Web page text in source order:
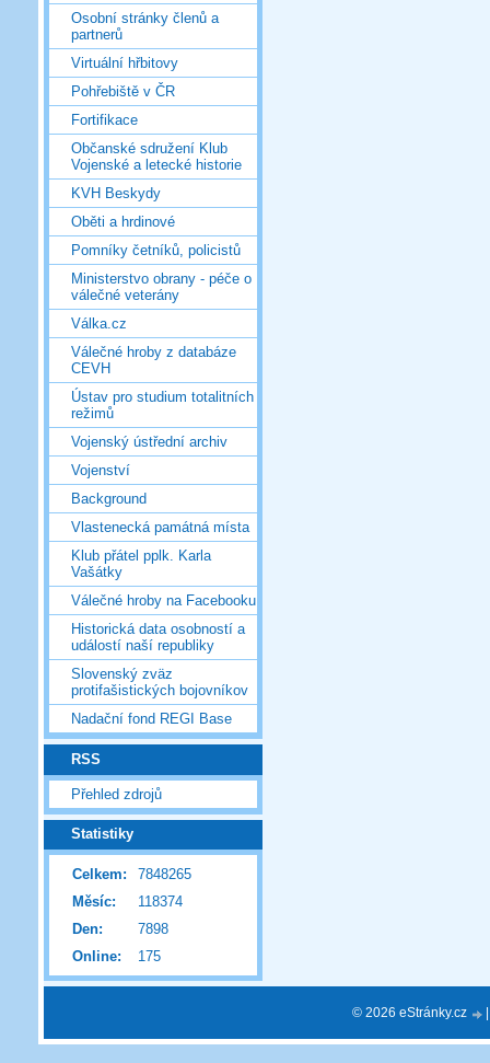
Osobní stránky členů a
partnerů
Virtuální hřbitovy
Pohřebiště v ČR
Fortifikace
Občanské sdružení Klub
Vojenské a letecké historie
KVH Beskydy
Oběti a hrdinové
Pomníky četníků, policistů
Ministerstvo obrany - péče o
válečné veterány
Válka.cz
Válečné hroby z databáze
CEVH
Ústav pro studium totalitních
režimů
Vojenský ústřední archiv
Vojenství
Background
Vlastenecká památná místa
Klub přátel pplk. Karla
Vašátky
Válečné hroby na Facebooku
Historická data osobností a
událostí naší republiky
Slovenský zväz
protifašistických bojovníkov
Nadační fond REGI Base
RSS
Přehled zdrojů
Statistiky
Online: 175
Celkem:
7848265
Měsíc:
118374
Den:
7898
© 2026 eStránky.cz